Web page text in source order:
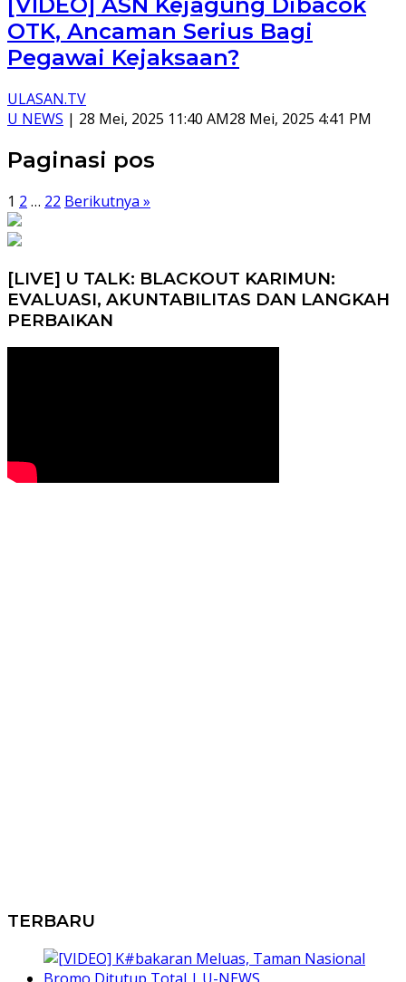
OTK, Ancaman Serius Bagi
Pegawai Kejaksaan?
ULASAN.TV
U NEWS | 28 Mei, 2025 11:40 AM28 Mei, 2025 4:41 PM
Paginasi pos
1 2 … 22 Berikutnya »
[LIVE] U TALK: BLACKOUT KARIMUN:
EVALUASI, AKUNTABILITAS DAN LANGKAH
PERBAIKAN
TERBARU